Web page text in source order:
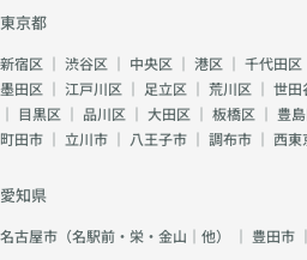
東京都
新宿区 ｜ 渋谷区 ｜ 中央区 ｜ 港区 ｜ 千代田区
墨田区 ｜ 江戸川区 ｜ 足立区 ｜ 荒川区 ｜ 世田
｜ 目黒区 ｜ 品川区 ｜ 大田区 ｜ 板橋区 ｜ 豊
町田市 ｜ 立川市 ｜ 八王子市 ｜ 調布市 ｜ 西東
愛知県
名古屋市（名駅前・栄・金山｜他） ｜ 豊田市 ｜